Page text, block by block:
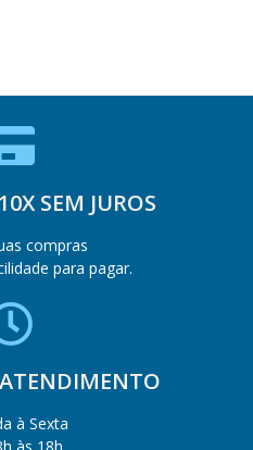
SEM JUROS
compras
para pagar.
à Sexta